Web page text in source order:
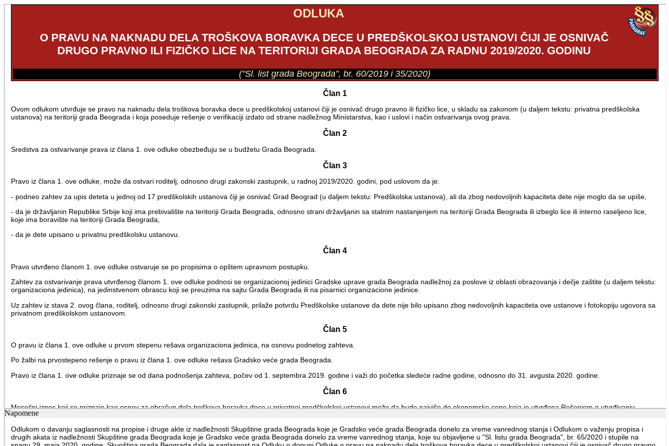
ODLUKA
O PRAVU NA NAKNADU DELA TROŠKOVA BORAVKA DECE U PREDŠKOLSKOJ USTANOVI ČIJI JE OSNIVAČ
DRUGO PRAVNO ILI FIZIČKO LICE NA TERITORIJI GRADA BEOGRADA ZA RADNU 2019/2020. GODINU
("Sl. list grada Beograda", br. 60/2019 i 35/2020)
Član 1
Ovom odlukom utvrđuje se pravo na naknadu dela troškova boravka dece u predškolskoj ustanovi čiji je osnivač drugo pravno ili fizičko lice, u skladu sa zakonom (u daljem tekstu: privatna predškolska
ustanova) na teritoriji grada Beograda i koja poseduje rešenje o verifikaciji izdato od strane nadležnog Ministarstva, kao i uslovi i način ostvarivanja ovog prava.
Član 2
Sredstva za ostvarivanje prava iz člana 1. ove odluke obezbeđuju se u budžetu Grada Beograda.
Član 3
Pravo iz člana 1. ove odluke, može da ostvari roditelj, odnosno drugi zakonski zastupnik, u radnoj 2019/2020. godini, pod uslovom da je:
- podneo zahtev za upis deteta u jednoj od 17 predškolskih ustanova čiji je osnivač Grad Beograd (u daljem tekstu: Predškolska ustanova), ali da zbog nedovoljnih kapaciteta dete nije moglo da se upiše,
- da je državljanin Republike Srbije koji ima prebivalište na teritoriji Grada Beograda, odnosno strani državljanin sa stalnim nastanjenjem na teritoriji Grada Beograda ili izbeglo lice ili interno raseljeno lice,
koje ima boravište na teritoriji Grada Beograda,
- da je dete upisano u privatnu predškolsku ustanovu.
Član 4
Pravo utvrđeno članom 1. ove odluke ostvaruje se po propisima o opštem upravnom postupku.
Zahtev za ostvarivanje prava utvrđenog članom 1. ove odluke podnosi se organizacionoj jedinici Gradske uprave grada Beograda nadležnoj za poslove iz oblasti obrazovanja i dečje zaštite (u daljem tekstu:
organizaciona jedinica), na jedinstvenom obrascu koji se preuzima na sajtu Grada Beograda ili na pisarnici organizacione jedinice.
Uz zahtev iz stava 2. ovog člana, roditelj, odnosno drugi zakonski zastupnik, prilaže potvrdu Predškolske ustanove da dete nije bilo upisano zbog nedovoljnih kapaciteta ove ustanove i fotokopiju ugovora sa
privatnom predškolskom ustanovom.
Član 5
O pravu iz člana 1. ove odluke u prvom stepenu rešava organizaciona jedinica, na osnovu podnetog zahteva.
Po žalbi na prvostepeno rešenje o pravu iz člana 1. ove odluke rešava Gradsko veće grada Beograda.
Pravo iz člana 1. ove odluke priznaje se od dana podnošenja zahteva, počev od 1. septembra 2019. godine i važi do početka sledeće radne godine, odnosno do 31. avgusta 2020. godine.
Član 6
Mesečni iznos koji se priznaje kao osnov za obračun dela troškova boravka dece u privatnoj predškolskoj ustanovi može da bude najviše do ekonomske cene koja je utvrđena Rešenjem o utvrđivanju
ekonomske cene programa vaspitanja i obrazovanja u predškolskim ustanovama čiji je osnivač grad Beograd, a koje donosi gradonačelnik grada Beograda, odnosno iznos od najviše 27.952 dinara
Mesečni iznos naknade dela troškova boravka dece u privatnoj predškolskoj ustanovi iznosi najviše do 80% ekonomske cene iz stava 1. ovog člana, odnosno iznos od najviše 22.361,60 dinara mesečno po
Napomene
Odlukom o davanju saglasnosti na propise i druge akte iz nadležnosti Skupštine grada Beograda koje je Gradsko veće grada Beograda donelo za vreme vanrednog stanja i Odlukom o važenju propisa i
drugih akata iz nadležnosti Skupštine grada Beograda koje je Gradsko veće grada Beograda donelo za vreme vanrednog stanja, koje su objavljene u "Sl. listu grada Beograda", br. 65/2020 i stupile na